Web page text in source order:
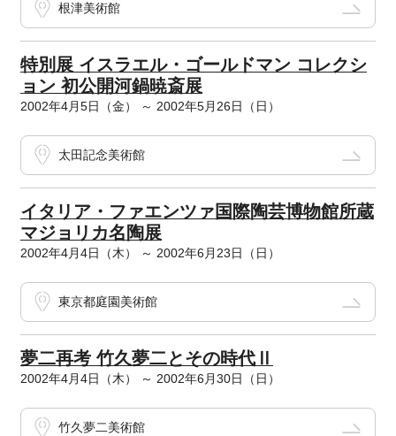
根津美術館
特別展 イスラエル・ゴールドマン コレクシ
ョン 初公開河鍋暁斎展
2002年4月5日（金） ～ 2002年5月26日（日）
太田記念美術館
イタリア・ファエンツァ国際陶芸博物館所蔵
マジョリカ名陶展
2002年4月4日（木） ～ 2002年6月23日（日）
東京都庭園美術館
夢二再考 竹久夢二とその時代Ⅱ
2002年4月4日（木） ～ 2002年6月30日（日）
竹久夢二美術館